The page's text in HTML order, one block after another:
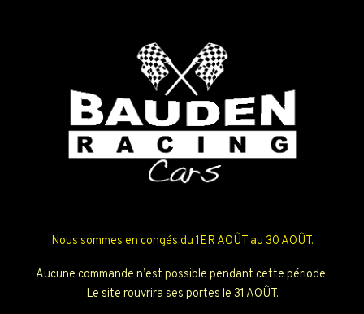
Nous sommes en congés du 1ER AOÛT au 30 AOÛT.
Aucune commande n’est possible pendant cette période.
Le site rouvrira ses portes le 31 AOÛT.